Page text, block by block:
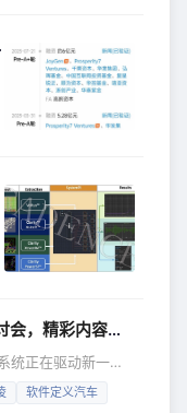
智能优化你的供电网络
内容现已上线！
统正在驱动新一轮
车，到智慧家居、
软件定义汽车